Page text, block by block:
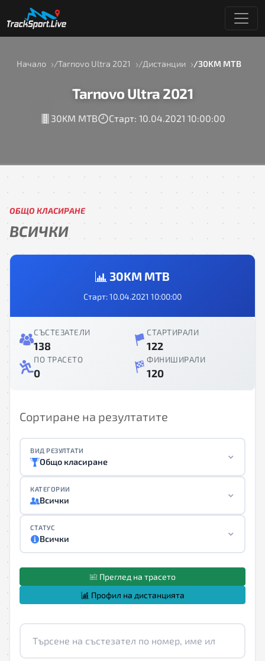
Начало Tarnovo Ultra 2021 Дистанции 30KM MTB
Tarnovo Ultra 2021
30KM MTB Старт: 10.04.2021 10:00:00
ОБЩО КЛАСИРАНЕ
ВСИЧКИ
30KM MTB
Старт: 10.04.2021 10:00:00
СЪСТЕЗАТЕЛИ
138
СТАРТИРАЛИ
122
ПО ТРАСЕТО
0
ФИНИШИРАЛИ
120
Сортиране на резултатите
ВИД РЕЗУЛТАТИ
Общо класиране
КАТЕГОРИИ
Всички
СТАТУС
Всички
Преглед на трасето
Профил на дистанцията